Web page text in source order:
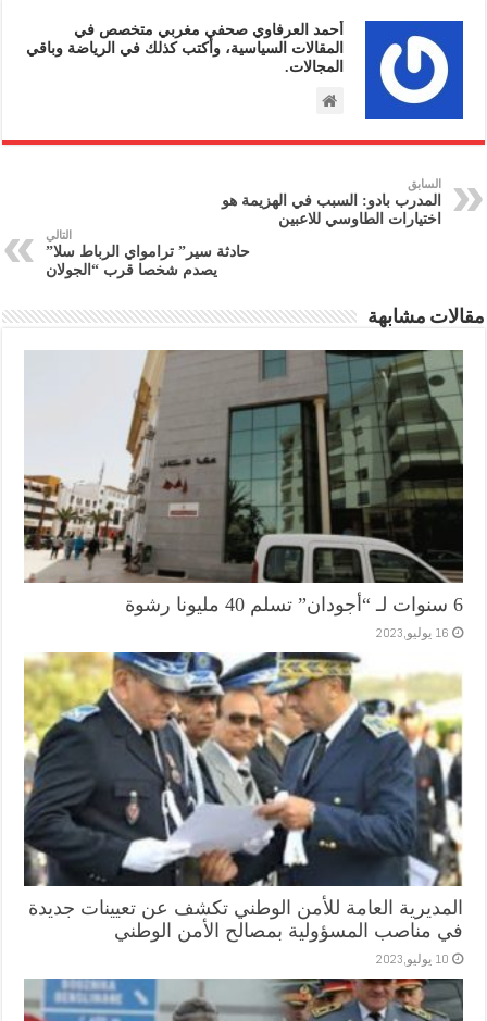
أحمد العرفاوي صحفي مغربي متخصص في
المقالات السياسية، وأكتب كذلك في الرياضة وباقي
المجالات.
السابق
المدرب بادو: السبب في الهزيمة هو
اختيارات الطاوسي للاعبين
التالي
حادثة سير” ترامواي الرباط سلا”
يصدم شخصا قرب “الجولان
مقالات مشابهة
6 سنوات لـ “أجودان” تسلم 40 مليونا رشوة
16 يوليو,2023
المديرية العامة للأمن الوطني تكشف عن تعيينات جديدة
في مناصب المسؤولية بمصالح الأمن الوطني
10 يوليو,2023